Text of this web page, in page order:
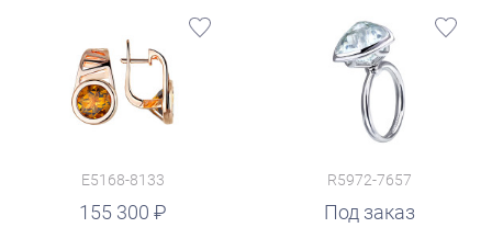
E5168-8133
155 300
R5972-7657
Под заказ